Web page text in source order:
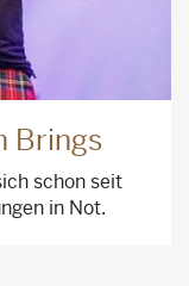
Brings
schon seit
in Not.